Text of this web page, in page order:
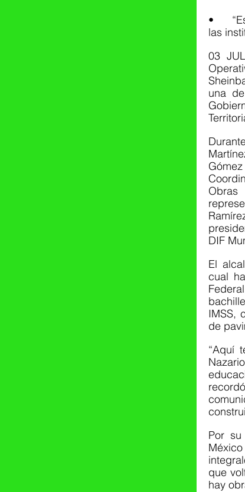
•	“Estas obras son la suma de esfuerzos del Gobierno Federal y de todas
las
03
una
Obras
DIF
El
cual
IMSS,
de
“Aquí
Por
que
hay